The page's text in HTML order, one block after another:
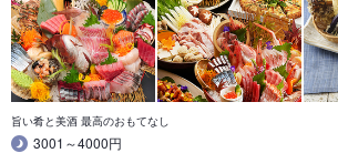
旨い肴と美酒 最高のおもてなし
3001～4000円